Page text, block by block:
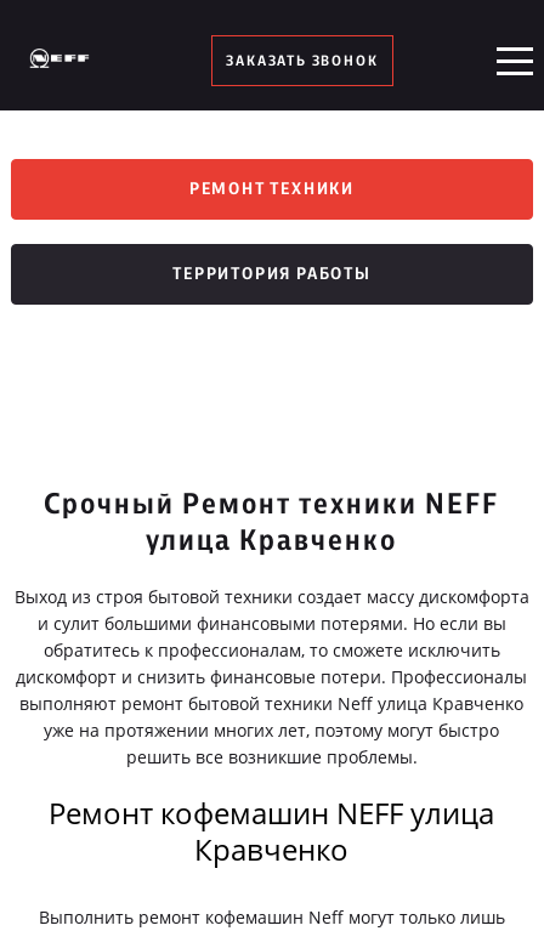
ЗАКАЗАТЬ ЗВОНОК
РЕМОНТ ТЕХНИКИ
ТЕРРИТОРИЯ РАБОТЫ
Срочный Ремонт техники NEFF
улица Кравченко
Выход из строя бытовой техники создает массу дискомфорта
и сулит большими финансовыми потерями. Но если вы
обратитесь к профессионалам, то сможете исключить
дискомфорт и снизить финансовые потери. Профессионалы
выполняют ремонт бытовой техники Neff улица Кравченко
уже на протяжении многих лет, поэтому могут быстро
решить все возникшие проблемы.
Ремонт кофемашин NEFF улица
Кравченко
Выполнить ремонт кофемашин Neff могут только лишь